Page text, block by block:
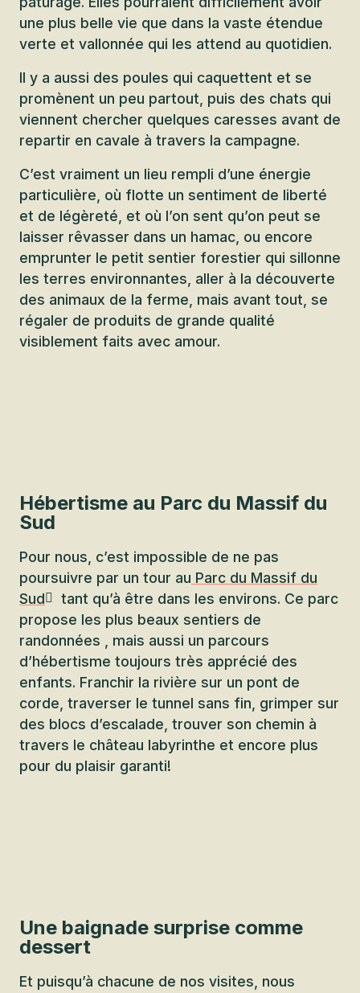
une plus belle vie que dans la vaste étendue
verte et vallonnée qui les attend au quotidien.
Il y a aussi des poules qui caquettent et se
promènent un peu partout, puis des chats qui
viennent chercher quelques caresses avant de
repartir en cavale à travers la campagne.
C’est vraiment un lieu rempli d’une énergie
particulière, où flotte un sentiment de liberté
et de légèreté, et où l’on sent qu’on peut se
laisser rêvasser dans un hamac, ou encore
emprunter le petit sentier forestier qui sillonne
les terres environnantes, aller à la découverte
des animaux de la ferme, mais avant tout, se
régaler de produits de grande qualité
visiblement faits avec amour.
Hébertisme au Parc du Massif du
Sud
Pour nous, c’est impossible de ne pas
poursuivre par un tour au Parc du Massif du
Sud
tant qu’à être dans les environs. Ce parc
propose les plus beaux sentiers de
randonnées , mais aussi un parcours
d’hébertisme toujours très apprécié des
enfants. Franchir la rivière sur un pont de
corde, traverser le tunnel sans fin, grimper sur
des blocs d’escalade, trouver son chemin à
travers le château labyrinthe et encore plus
pour du plaisir garanti!
Une baignade surprise comme
dessert
Et puisqu’à chacune de nos visites, nous